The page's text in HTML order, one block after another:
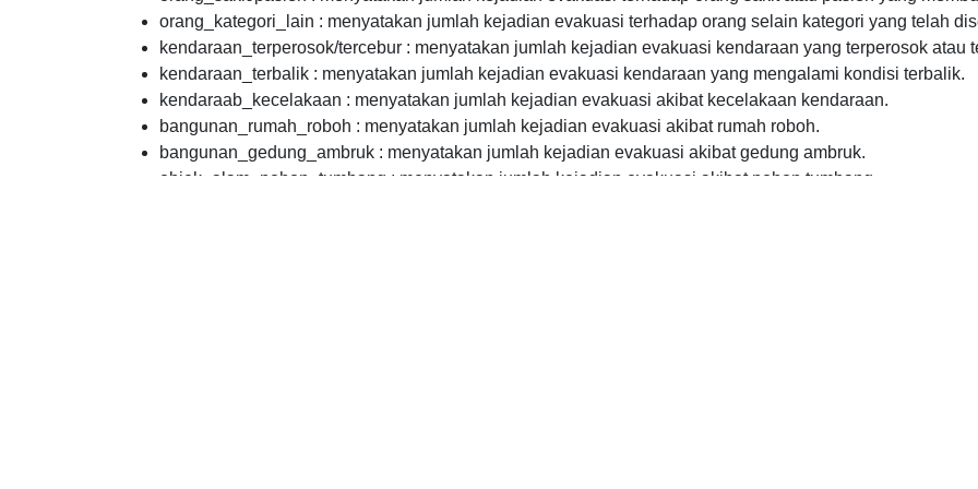
orang_kategori_lain : menyatakan jumlah kejadian evakuasi terhadap orang selain kategori yang telah
kendaraan_terperosok/tercebur : menyatakan jumlah kejadian evakuasi kendaraan yang terperosok atau
kendaraan_terbalik : menyatakan jumlah kejadian evakuasi kendaraan yang mengalami kondisi terbalik.
kendaraab_kecelakaan : menyatakan jumlah kejadian evakuasi akibat kecelakaan kendaraan.
bangunan_rumah_roboh : menyatakan jumlah kejadian evakuasi akibat rumah roboh.
bangunan_gedung_ambruk : menyatakan jumlah kejadian evakuasi akibat gedung ambruk.
objek_alam_pohon_tumbang : menyatakan jumlah kejadian evakuasi akibat pohon tumbang.